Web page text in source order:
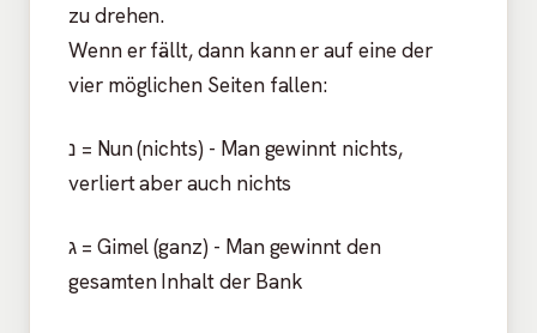
zu drehen.
Wenn er fällt, dann kann er auf eine der
vier möglichen Seiten fallen:
נ = Nun (nichts) - Man gewinnt nichts,
verliert aber auch nichts
ג = Gimel (ganz) - Man gewinnt den
gesamten Inhalt der Bank